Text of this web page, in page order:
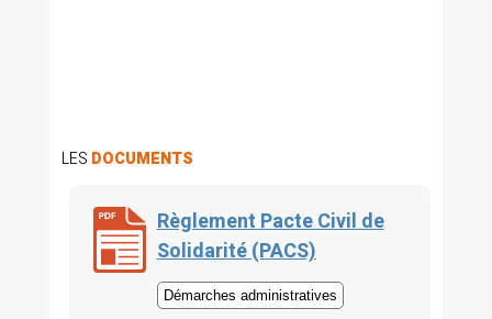
LES DOCUMENTS
Règlement Pacte Civil de
Solidarité (PACS)
Démarches administratives